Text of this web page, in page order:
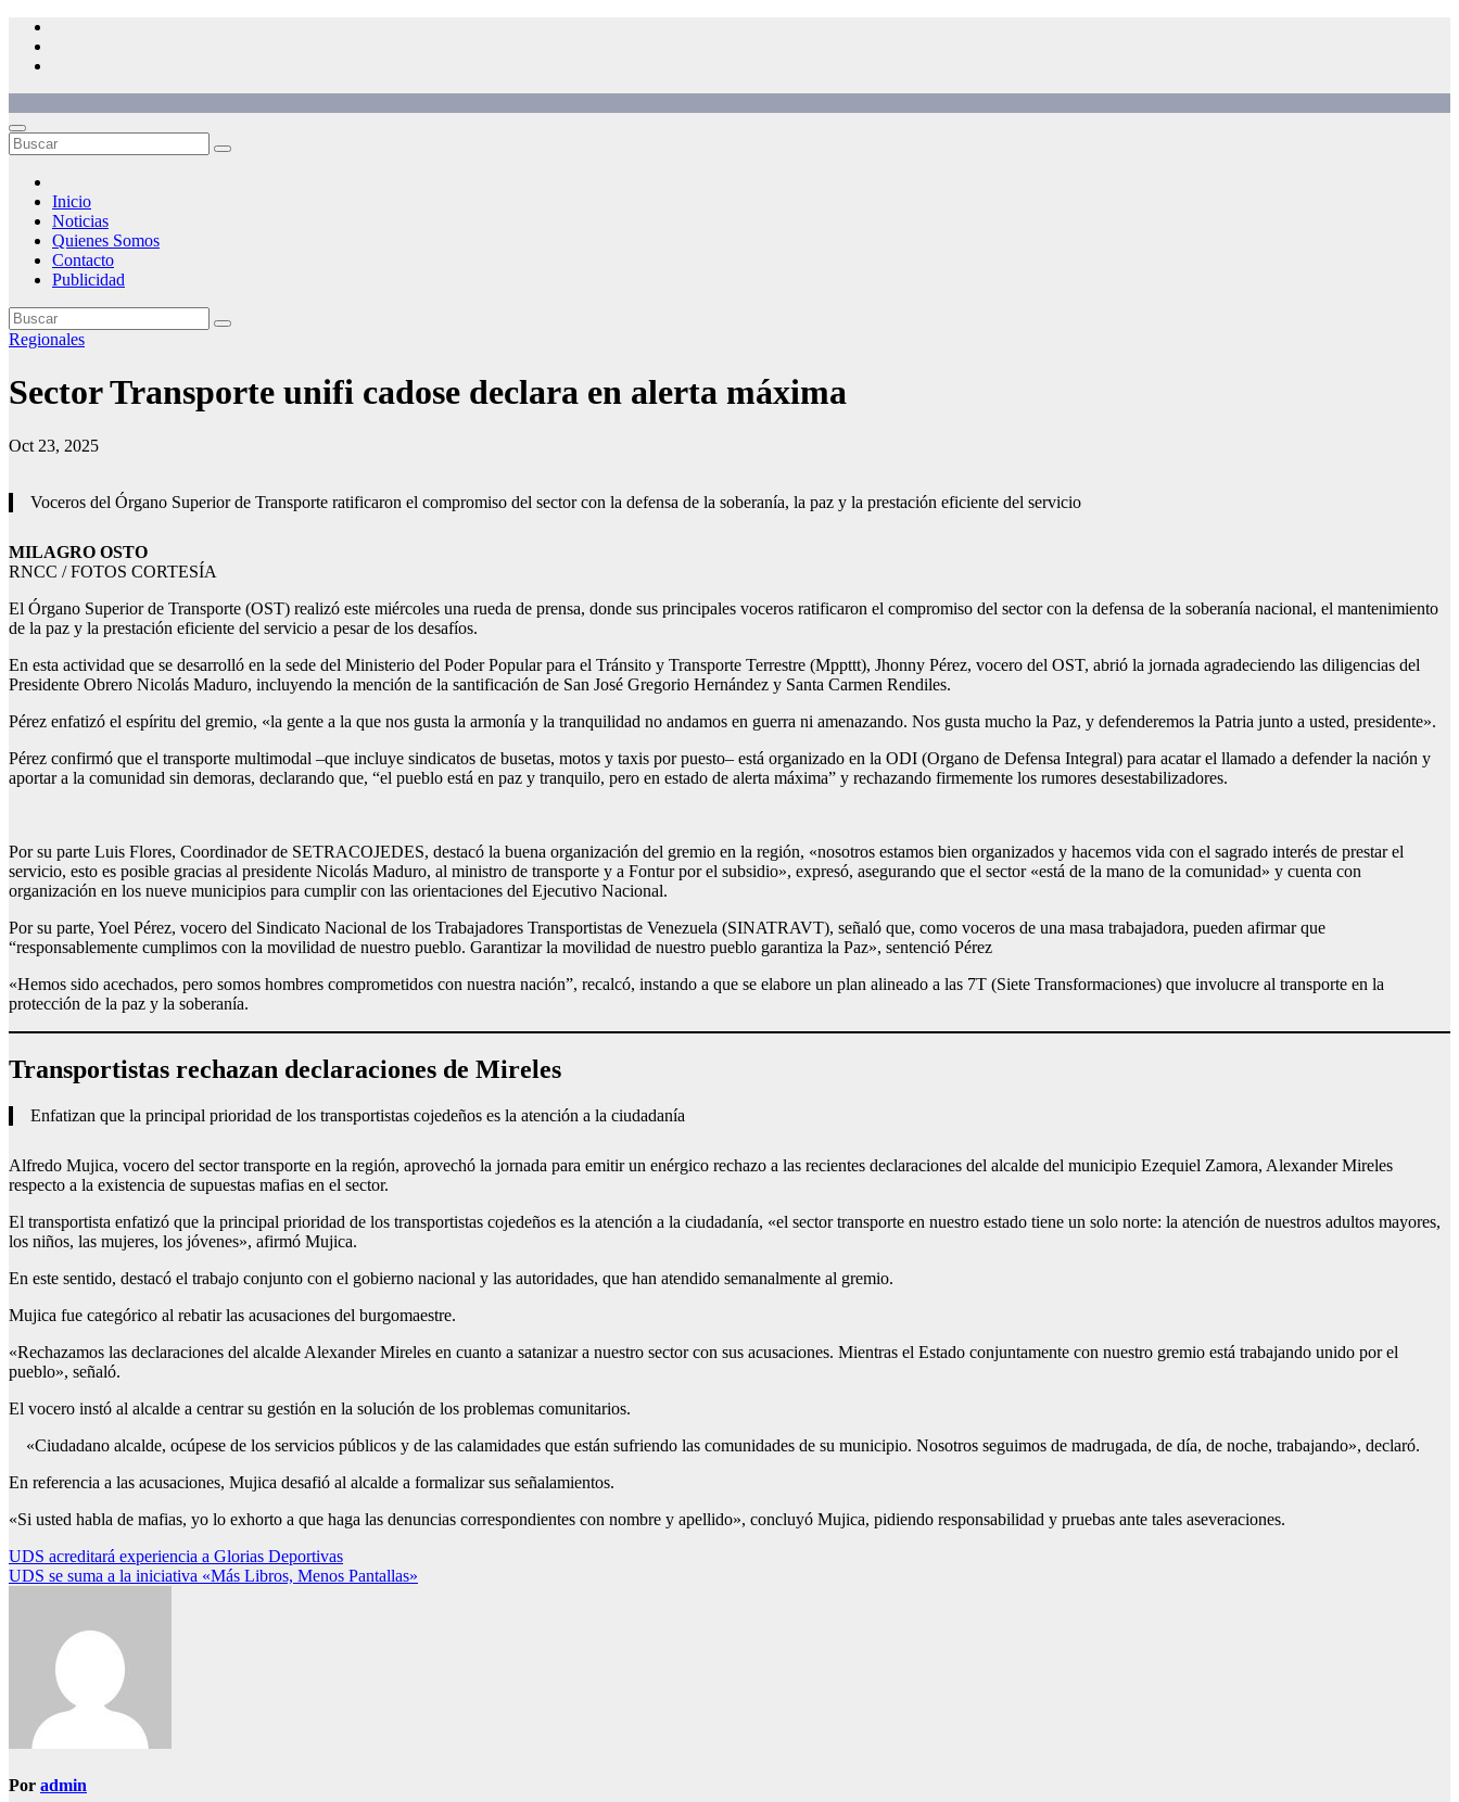
Saltar
contenido
Inicio
Noticias
Quienes Somos
Contacto
Publicidad
Regionales
Sector Transporte unifi cadose declara en alerta máxima
Oct 23, 2025
Voceros del Órgano Superior de Transporte ratificaron el compromiso del sector con la defensa de la soberanía, la paz y la prestación eficiente del servicio
MILAGRO OSTO
RNCC / FOTOS CORTESÍA
El Órgano Superior de Transporte (OST) realizó este miércoles una rueda de prensa, donde sus principales voceros ratificaron el compromiso del sector con la defensa de la soberanía nacional, el mantenimiento
de la paz y la prestación eficiente del servicio a pesar de los desafíos.
En esta actividad que se desarrolló en la sede del Ministerio del Poder Popular para el Tránsito y Transporte Terrestre (Mppttt), Jhonny Pérez, vocero del OST, abrió la jornada agradeciendo las diligencias del
Presidente Obrero Nicolás Maduro, incluyendo la mención de la santificación de San José Gregorio Hernández y Santa Carmen Rendiles.
Pérez enfatizó el espíritu del gremio, «la gente a la que nos gusta la armonía y la tranquilidad no andamos en guerra ni amenazando. Nos gusta mucho la Paz, y defenderemos la Patria junto a usted, presidente».
Pérez confirmó que el transporte multimodal –que incluye sindicatos de busetas, motos y taxis por puesto– está organizado en la ODI (Organo de Defensa Integral) para acatar el llamado a defender la nación y
aportar a la comunidad sin demoras, declarando que, “el pueblo está en paz y tranquilo, pero en estado de alerta máxima” y rechazando firmemente los rumores desestabilizadores.
Por su parte Luis Flores, Coordinador de SETRACOJEDES, destacó la buena organización del gremio en la región, «nosotros estamos bien organizados y hacemos vida con el sagrado interés de prestar el
servicio, esto es posible gracias al presidente Nicolás Maduro, al ministro de transporte y a Fontur por el subsidio», expresó, asegurando que el sector «está de la mano de la comunidad» y cuenta con
organización en los nueve municipios para cumplir con las orientaciones del Ejecutivo Nacional.
Por su parte, Yoel Pérez, vocero del Sindicato Nacional de los Trabajadores Transportistas de Venezuela (SINATRAVT), señaló que, como voceros de una masa trabajadora, pueden afirmar que
“responsablemente cumplimos con la movilidad de nuestro pueblo. Garantizar la movilidad de nuestro pueblo garantiza la Paz», sentenció Pérez
«Hemos sido acechados, pero somos hombres comprometidos con nuestra nación”, recalcó, instando a que se elabore un plan alineado a las 7T (Siete Transformaciones) que involucre al transporte en la
protección de la paz y la soberanía.
Transportistas rechazan declaraciones de Mireles
Enfatizan que la principal prioridad de los transportistas cojedeños es la atención a la ciudadanía
Alfredo Mujica, vocero del sector transporte en la región, aprovechó la jornada para emitir un enérgico rechazo a las recientes declaraciones del alcalde del municipio Ezequiel Zamora, Alexander Mireles
respecto a la existencia de supuestas mafias en el sector.
El transportista enfatizó que la principal prioridad de los transportistas cojedeños es la atención a la ciudadanía, «el sector transporte en nuestro estado tiene un solo norte: la atención de nuestros adultos mayores,
los niños, las mujeres, los jóvenes», afirmó Mujica.
En este sentido, destacó el trabajo conjunto con el gobierno nacional y las autoridades, que han atendido semanalmente al gremio.
Mujica fue categórico al rebatir las acusaciones del burgomaestre.
«Rechazamos las declaraciones del alcalde Alexander Mireles en cuanto a satanizar a nuestro sector con sus acusaciones. Mientras el Estado conjuntamente con nuestro gremio está trabajando unido por el
pueblo», señaló.
El vocero instó al alcalde a centrar su gestión en la solución de los problemas comunitarios.
«Ciudadano alcalde, ocúpese de los servicios públicos y de las calamidades que están sufriendo las comunidades de su municipio. Nosotros seguimos de madrugada, de día, de noche, trabajando», declaró.
En referencia a las acusaciones, Mujica desafió al alcalde a formalizar sus señalamientos.
«Si usted habla de mafias, yo lo exhorto a que haga las denuncias correspondientes con nombre y apellido», concluyó Mujica, pidiendo responsabilidad y pruebas ante tales aseveraciones.
Navegación
de
UDS acreditará experiencia a Glorias Deportivas
UDS se suma a la iniciativa «Más Libros, Menos Pantallas»
Por admin